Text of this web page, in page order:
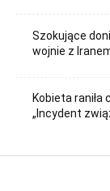
Szokujące
wojnie z
Kobieta
„Incydent